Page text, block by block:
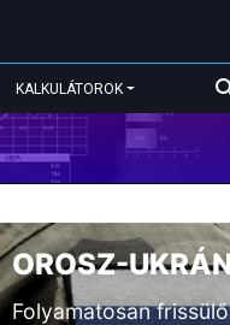
KALKULÁTOROK
OROSZ-
Folyamatosan frissülő